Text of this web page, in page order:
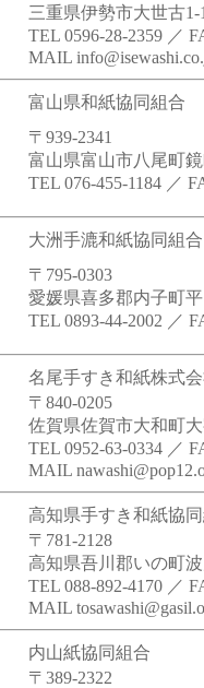
三重県伊勢市大世古1-
TEL 0596-28-2359 ／
MAIL
富山県和紙協同組合
〒939-2341
富山県富山市八尾町
TEL 076-455-1184 ／
大洲手漉和紙協同組合
〒795-0303
愛媛県喜多郡内子町
TEL 0893-44-2002 ／
名尾手すき和紙株式
〒840-0205
佐賀県佐賀市大和町
TEL 0952-63-0334 ／
MAIL
高知県手すき和紙協
〒781-2128
高知県吾川郡いの町波
TEL 088-892-4170 ／
MAIL
内山紙協同組合
〒389-2322